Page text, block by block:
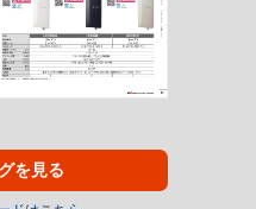
を見る